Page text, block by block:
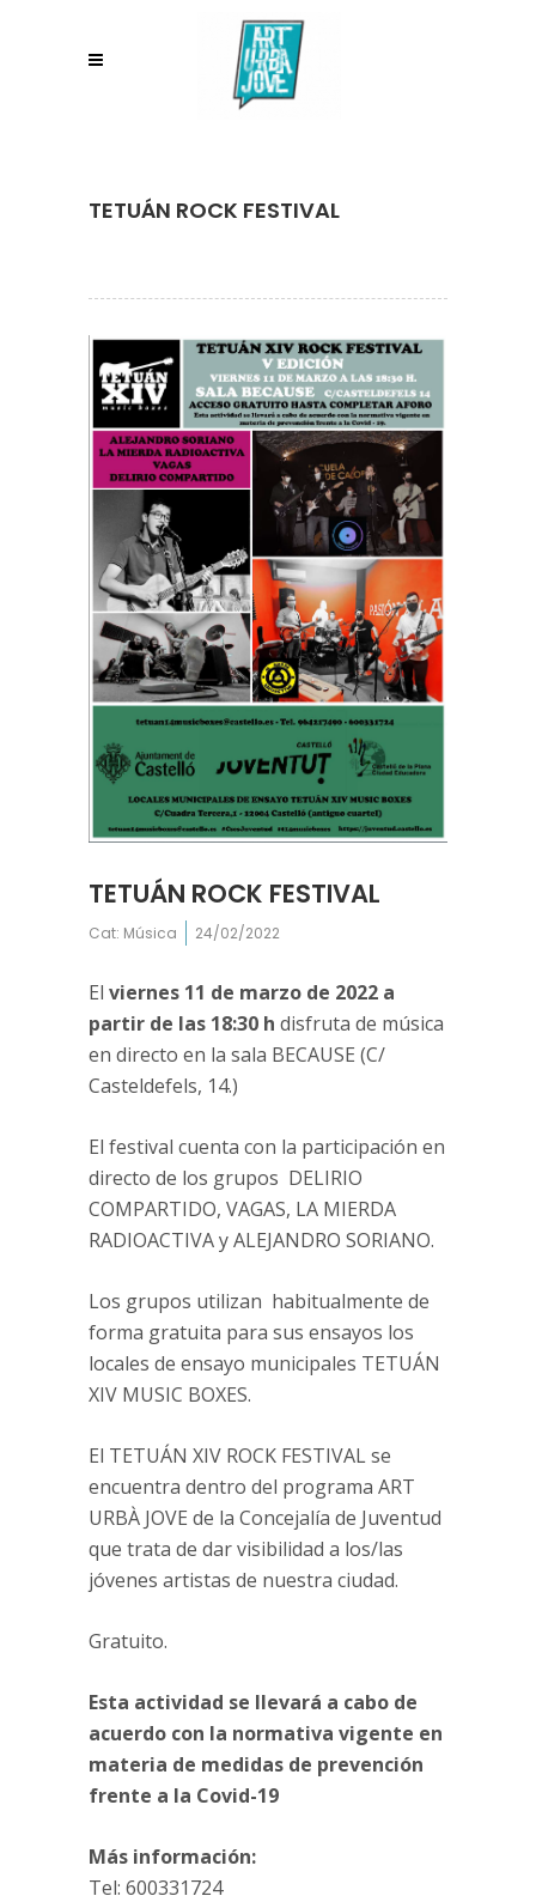
TETUÁN ROCK FESTIVAL
TETUÁN ROCK FESTIVAL
Cat: Música 24/02/2022
El viernes 11 de marzo de 2022 a
partir de las 18:30 h disfruta de música
en directo en la sala BECAUSE (C/
Casteldefels, 14.)
El festival cuenta con la participación en
directo de los grupos DELIRIO
COMPARTIDO, VAGAS, LA MIERDA
RADIOACTIVA y ALEJANDRO SORIANO.
Los grupos utilizan habitualmente de
forma gratuita para sus ensayos los
locales de ensayo municipales TETUÁN
XIV MUSIC BOXES.
El TETUÁN XIV ROCK FESTIVAL se
encuentra dentro del programa ART
URBÀ JOVE de la Concejalía de Juventud
que trata de dar visibilidad a los/las
jóvenes artistas de nuestra ciudad.
Gratuito.
Esta actividad se llevará a cabo de
acuerdo con la normativa vigente en
materia de medidas de prevención
frente a la Covid-19
Más información:
Tel: 600331724